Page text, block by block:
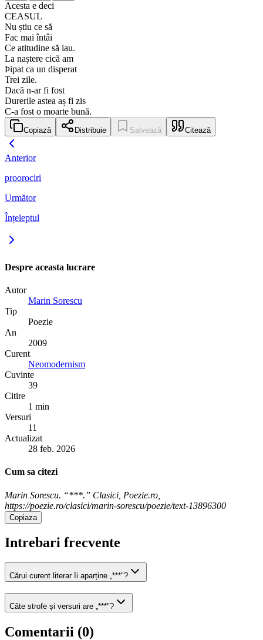
Acesta e deci
CEASUL
Nu știu ce să
Fac mai întâi
Ce atitudine să iau.
La naștere cică am
Þipat ca un disperat
Trei zile.
Dacă n-ar fi fost
Durerile astea aș fi zis
C-a fost o moarte bună.
Copiază Distribuie Salvează Citează
Anterior
proorociri
Următor
Înțeleptul
Despre aceasta lucrare
Autor
Marin Sorescu
Tip
Poezie
An
2009
Curent
Neomodernism
Cuvinte
39
Citire
1 min
Versuri
11
Actualizat
28 feb. 2026
Cum sa citezi
Marin Sorescu. “***.” Clasici, Poezie.ro,
https://poezie.ro/clasici/marin-sorescu/poezie/text-13896300
Copiaza
Intrebari frecvente
Cărui curent literar îi aparține „***"?
Câte strofe și versuri are „***"?
Comentarii (0)